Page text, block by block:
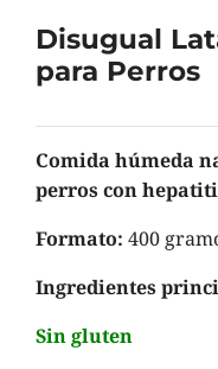
Disugual
para Perros
Comida húmeda
perros con
Formato: 400
Ingredientes
Sin gluten